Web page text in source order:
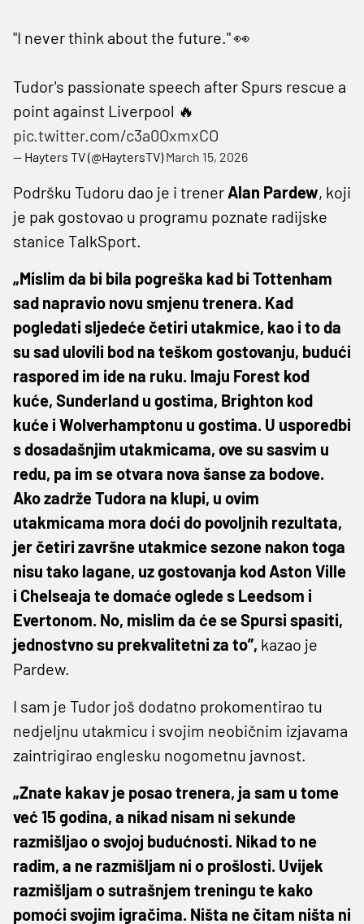
"I never think about the future." 👀
Tudor's passionate speech after Spurs rescue a
point against Liverpool 🔥
pic.twitter.com/c3a0OxmxCO
— Hayters TV (@HaytersTV)March 15, 2026
Podršku Tudoru dao je i trener Alan Pardew, koji
je pak gostovao u programu poznate radijske
stanice TalkSport.
„Mislim da bi bila pogreška kad bi Tottenham
sad napravio novu smjenu trenera. Kad
pogledati sljedeće četiri utakmice, kao i to da
su sad ulovili bod na teškom gostovanju, budući
raspored im ide na ruku. Imaju Forest kod
kuće, Sunderland u gostima, Brighton kod
kuće i Wolverhamptonu u gostima. U usporedbi
s dosadašnjim utakmicama, ove su sasvim u
redu, pa im se otvara nova šanse za bodove.
Ako zadrže Tudora na klupi, u ovim
utakmicama mora doći do povoljnih rezultata,
jer četiri završne utakmice sezone nakon toga
nisu tako lagane, uz gostovanja kod Aston Ville
i Chelseaja te domaće oglede s Leedsom i
Evertonom. No, mislim da će se Spursi spasiti,
jednostvno su prekvalitetni za to”, kazao je
Pardew.
I sam je Tudor još dodatno prokomentirao tu
nedjeljnu utakmicu i svojim neobičnim izjavama
zaintrigirao englesku nogometnu javnost.
„Znate kakav je posao trenera, ja sam u tome
već 15 godina, a nikad nisam ni sekunde
razmišljao o svojoj budućnosti. Nikad to ne
radim, a ne razmišljam ni o prošlosti. Uvijek
razmišljam o sutrašnjem treningu te kako
pomoći svojim igračima. Ništa ne čitam ništa ni